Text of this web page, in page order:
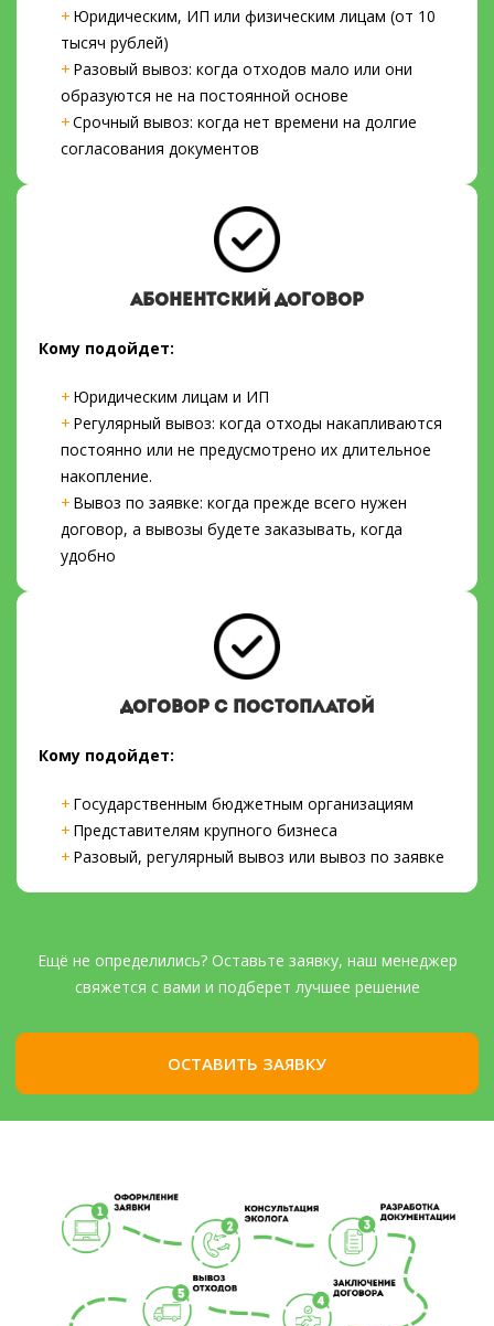
Юридическим, ИП или физическим лицам (от 10
тысяч рублей)
Разовый вывоз: когда отходов мало или они
образуются не на постоянной основе
Срочный вывоз: когда нет времени на долгие
согласования документов
АБОНЕНТСКИЙ ДОГОВОР
Кому подойдет:
Юридическим лицам и ИП
Регулярный вывоз: когда отходы накапливаются
постоянно или не предусмотрено их длительное
накопление.
Вывоз по заявке: когда прежде всего нужен
договор, а вывозы будете заказывать, когда
удобно
ДОГОВОР С ПОСТОПЛАТОЙ
Кому подойдет:
Государственным бюджетным организациям
Представителям крупного бизнеса
Разовый, регулярный вывоз или вывоз по заявке
Ещё не определились? Оставьте заявку, наш менеджер
свяжется с вами и подберет лучшее решение
ОСТАВИТЬ ЗАЯВКУ